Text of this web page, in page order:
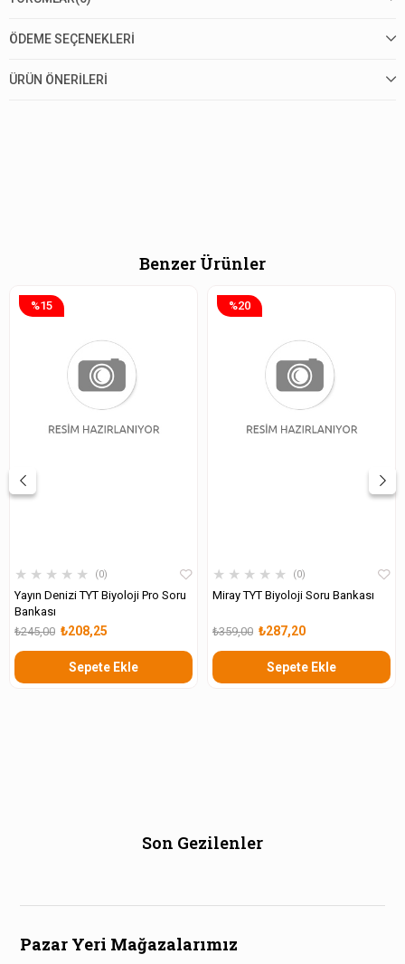
ÖDEME SEÇENEKLERI
ÜRÜN ÖNERILERI
Benzer Ürünler
★ ★ ★ ★ ★ 0
Yayın Denizi TYT Biyoloji Pro Soru
Bankası
₺208,25
₺245,00
Sepete Ekle
%15
★ ★ ★ ★ ★ 0
Miray TYT Biyoloji Soru Bankası
₺287,20
₺359,00
Sepete Ekle
%20
Son Gezilenler
Pazar Yeri Mağazalarımız